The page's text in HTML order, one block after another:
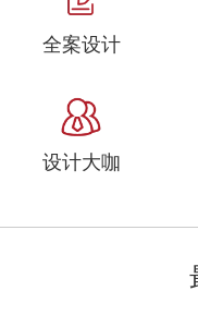
全案设计
设计大咖